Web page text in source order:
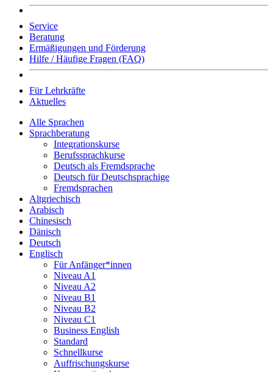
Service
Beratung
Ermäßigungen und Förderung
Hilfe / Häufige Fragen (FAQ)
Für Lehrkräfte
Aktuelles
Alle Sprachen
Sprachberatung
Integrationskurse
Berufssprachkurse
Deutsch als Fremdsprache
Deutsch für Deutschsprachige
Fremdsprachen
Altgriechisch
Arabisch
Chinesisch
Dänisch
Deutsch
Englisch
Für Anfänger*innen
Niveau A1
Niveau A2
Niveau B1
Niveau B2
Niveau C1
Business English
Standard
Schnellkurse
Auffrischungskurse